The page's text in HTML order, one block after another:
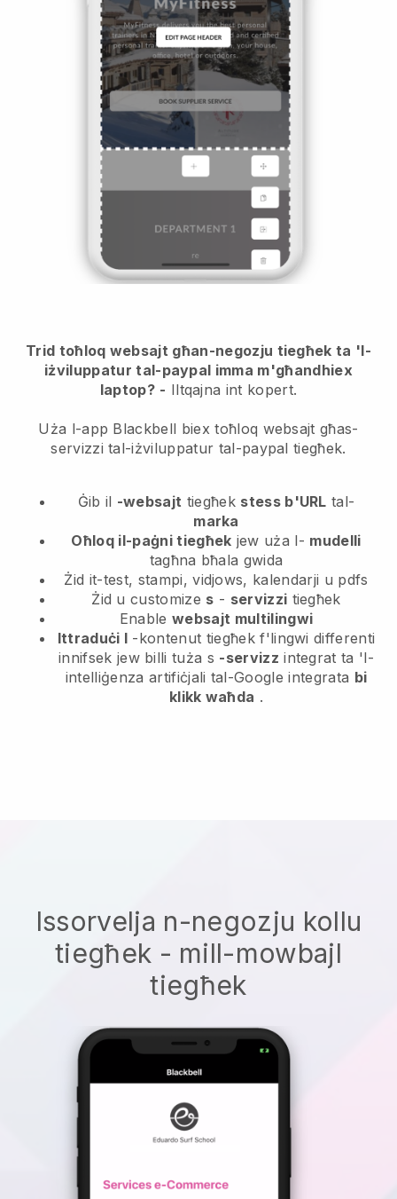
Trid toħloq websajt għan-negozju tiegħek ta 'l-
iżviluppatur tal-paypal imma m'għandhiex
laptop? - Iltqajna int kopert.
Uża l-app Blackbell biex toħloq websajt għas-
servizzi tal-iżviluppatur tal-paypal tiegħek.
Ġib il -websajt tiegħek stess b'URL tal-
marka
Oħloq il-paġni tiegħek jew uża l- mudelli
tagħna bħala gwida
Żid it-test, stampi, vidjows, kalendarji u pdfs
Żid u customize s - servizzi tiegħek
Enablewebsajt multilingwi
Ittraduċi l -kontenut tiegħek f'lingwi differenti
innifsek jew billi tuża s -servizz integrat ta 'l-
intelliġenza artifiċjali tal-Google integrata bi
klikk waħda .
Issorvelja n-negozju kollu
tiegħek - mill-mowbajl
tiegħek